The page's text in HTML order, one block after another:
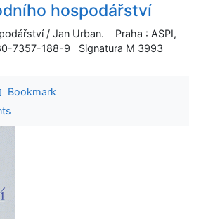
hospodářství
/ Jan Urban. Praha : ASPI,
7357-188-9 Signatura M 3993
Bookmark